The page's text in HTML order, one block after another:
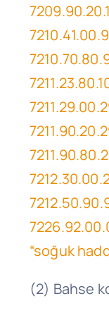
“soğuk
(2) Bahse